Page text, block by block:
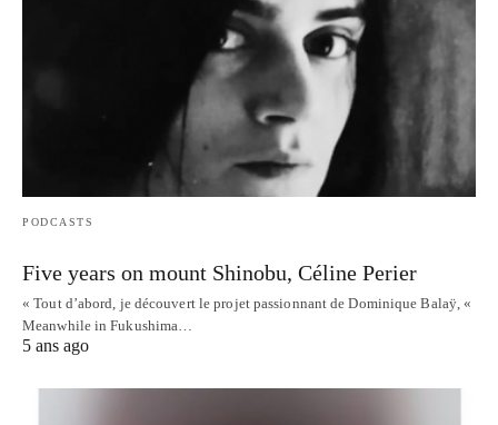
PODCASTS
Five years on mount Shinobu, Céline Perier
« Tout d’abord, je découvert le projet passionnant de Dominique Balaÿ, «
Meanwhile in Fukushima…
5 ans ago